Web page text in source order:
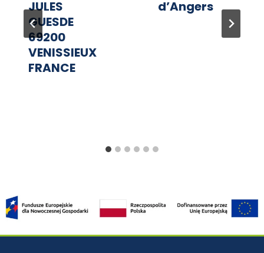
JULES
GUESDE
69200
VENISSIEUX
FRANCE
d’Angers